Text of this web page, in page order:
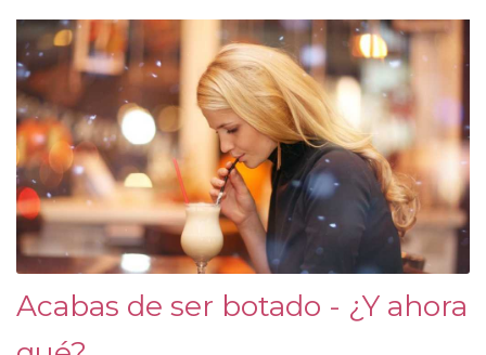
Acabas de ser botado - ¿Y ahora